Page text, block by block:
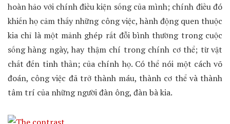
hoàn hảo với chính điều kiện sống của mình; chính điều đó
khiến họ cảm thấy những công việc, hành động quen thuộc
kia chỉ là một mảnh ghép rất đỗi bình thường trong cuộc
sống hàng ngày, hay thậm chí trong chính cơ thể; từ vật
chất đến tinh thần; của chính họ. Có thể nói một cách võ
đoán, công việc đã trở thành máu, thành cơ thể và thành
tâm trí của những người đàn ông, đàn bà kia.